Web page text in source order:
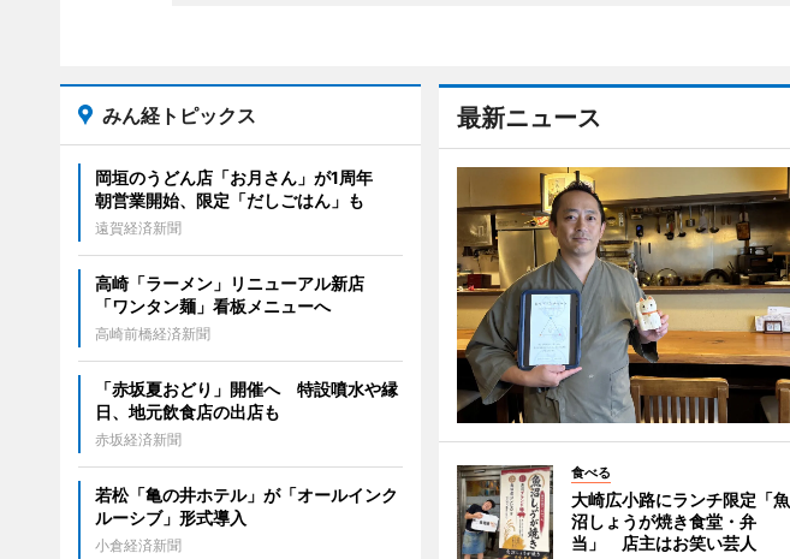
最新ニュース
食べる
大崎広小路にランチ限定「魚
沼しょうが焼き食堂・弁
当」 店主はお笑い芸人
みん経トピックス
岡垣のうどん店「お月さん」が1周年
朝営業開始、限定「だしごはん」も
遠賀経済新聞
高崎「ラーメン」リニューアル新店
「ワンタン麺」看板メニューへ
高崎前橋経済新聞
「赤坂夏おどり」開催へ 特設噴水や縁
日、地元飲食店の出店も
赤坂経済新聞
若松「亀の井ホテル」が「オールインク
ルーシブ」形式導入
小倉経済新聞